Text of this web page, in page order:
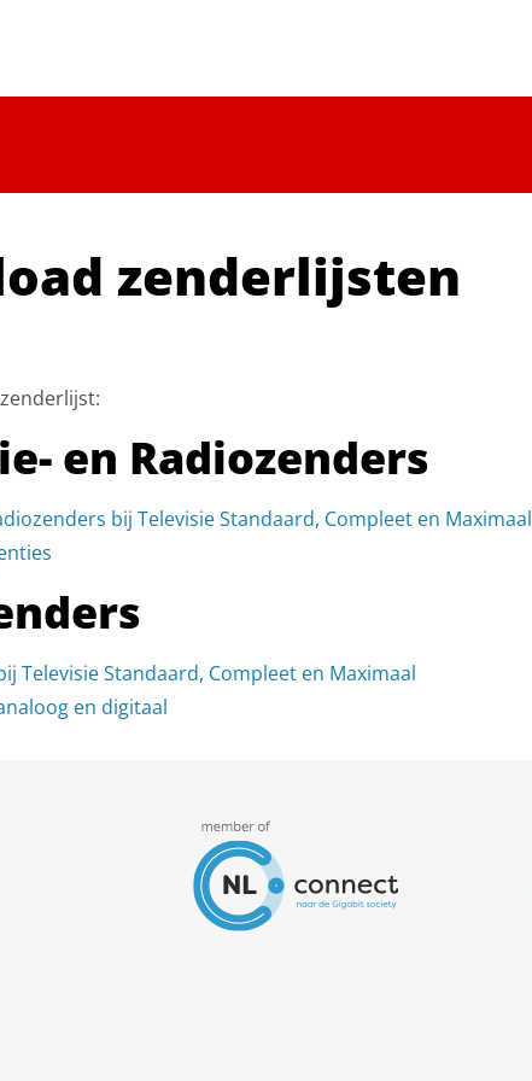
zenderlijsten
en Radiozenders
bij Televisie Standaard, Compleet en Maximaal
Televisie Standaard, Compleet en Maximaal
en digitaal